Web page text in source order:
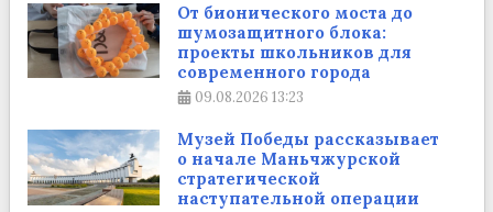
От бионического моста до
шумозащитного блока:
проекты школьников для
современного города
09.08.2026 13:23
Музей Победы рассказывает
о начале Маньчжурской
стратегической
наступательной операции